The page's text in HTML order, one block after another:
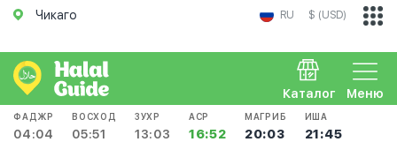
Чикаго RU $ (USD)
Меню
Каталог
ФАДЖР
04:04
ВОСХОД
05:51
ЗУХР
13:03
АСР
16:52
МАГРИБ
20:03
ИША
21:45